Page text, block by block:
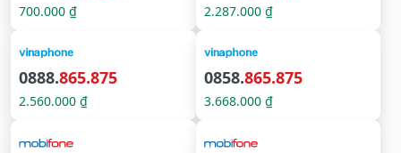
700.000 ₫ 2.287.000 ₫
0888.865.875
2.560.000 ₫
0858.865.875
3.668.000 ₫